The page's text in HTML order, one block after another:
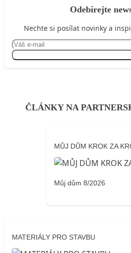
Odebírejte
Nechte si posílat novinky a
ČLÁNKY NA
MŮJ DŮM KROK ZA
Můj dům 8/2026
MATERIÁLY PRO STAVBU